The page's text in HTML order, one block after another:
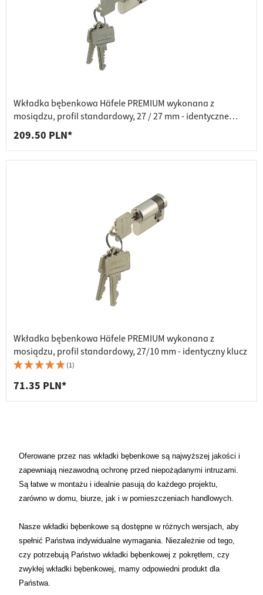
Wkładka bębenkowa Häfele PREMIUM wykonana z
mosiądzu, profil standardowy, 27 / 27 mm - identyczne
klucze
209.50 PLN*
Wkładka bębenkowa Häfele PREMIUM wykonana z
mosiądzu, profil standardowy, 27/10 mm - identyczny klucz
(1)
71.35 PLN*
Oferowane przez nas wkładki bębenkowe są najwyższej jakości i
zapewniają niezawodną ochronę przed niepożądanymi intruzami.
Są łatwe w montażu i idealnie pasują do każdego projektu,
zarówno w domu, biurze, jak i w pomieszczeniach handlowych.
Nasze wkładki bębenkowe są dostępne w różnych wersjach, aby
spełnić Państwa indywidualne wymagania. Niezależnie od tego,
czy potrzebują Państwo wkładki bębenkowej z pokrętłem, czy
zwykłej wkładki bębenkowej, mamy odpowiedni produkt dla
Państwa.